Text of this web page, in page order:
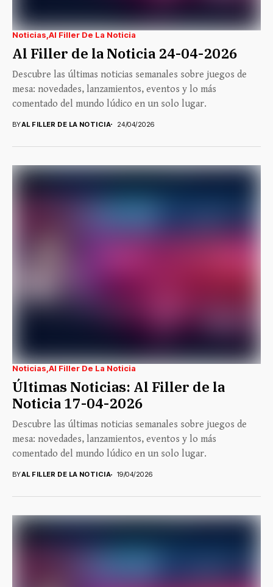
Noticias Al Filler De La Noticia
Al Filler de la Noticia 24-04-2026
Descubre las últimas noticias semanales sobre juegos de
mesa: novedades, lanzamientos, eventos y lo más
comentado del mundo lúdico en un solo lugar.
BYAL FILLER DE LA NOTICIA 24/04/2026
Noticias Al Filler De La Noticia
Últimas Noticias: Al Filler de la
Noticia 17-04-2026
Descubre las últimas noticias semanales sobre juegos de
mesa: novedades, lanzamientos, eventos y lo más
comentado del mundo lúdico en un solo lugar.
BYAL FILLER DE LA NOTICIA 19/04/2026